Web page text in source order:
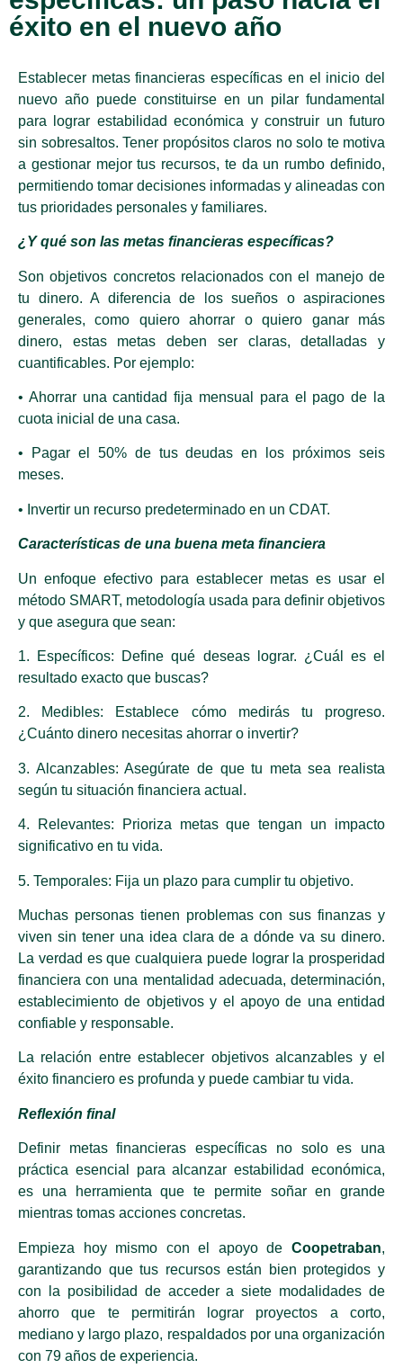
éxito en el nuevo año
Establecer metas financieras específicas en el inicio del
nuevo año puede constituirse en un pilar fundamental
para lograr estabilidad económica y construir un futuro
sin sobresaltos. Tener propósitos claros no solo te motiva
a gestionar mejor tus recursos, te da un rumbo definido,
permitiendo tomar decisiones informadas y alineadas con
tus prioridades personales y familiares.
¿Y qué son las metas financieras específicas?
Son objetivos concretos relacionados con el manejo de
tu dinero. A diferencia de los sueños o aspiraciones
generales, como quiero ahorrar o quiero ganar más
dinero, estas metas deben ser claras, detalladas y
cuantificables. Por ejemplo:
• Ahorrar una cantidad fija mensual para el pago de la
cuota inicial de una casa.
• Pagar el 50% de tus deudas en los próximos seis
meses.
• Invertir un recurso predeterminado en un CDAT.
Características de una buena meta financiera
Un enfoque efectivo para establecer metas es usar el
método SMART, metodología usada para definir objetivos
y que asegura que sean:
1. Específicos: Define qué deseas lograr. ¿Cuál es el
resultado exacto que buscas?
2. Medibles: Establece cómo medirás tu progreso.
¿Cuánto dinero necesitas ahorrar o invertir?
3. Alcanzables: Asegúrate de que tu meta sea realista
según tu situación financiera actual.
4. Relevantes: Prioriza metas que tengan un impacto
significativo en tu vida.
5. Temporales: Fija un plazo para cumplir tu objetivo.
Muchas personas tienen problemas con sus finanzas y
viven sin tener una idea clara de a dónde va su dinero.
La verdad es que cualquiera puede lograr la prosperidad
financiera con una mentalidad adecuada, determinación,
establecimiento de objetivos y el apoyo de una entidad
confiable y responsable.
La relación entre establecer objetivos alcanzables y el
éxito financiero es profunda y puede cambiar tu vida.
Reflexión final
Definir metas financieras específicas no solo es una
práctica esencial para alcanzar estabilidad económica,
es una herramienta que te permite soñar en grande
mientras tomas acciones concretas.
Empieza hoy mismo con el apoyo de Coopetraban,
garantizando que tus recursos están bien protegidos y
con la posibilidad de acceder a siete modalidades de
ahorro que te permitirán lograr proyectos a corto,
mediano y largo plazo, respaldados por una organización
con 79 años de experiencia.